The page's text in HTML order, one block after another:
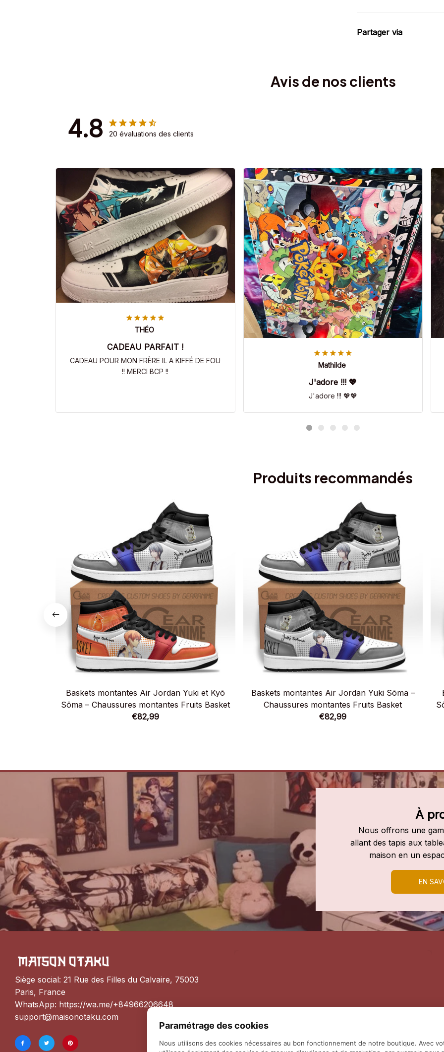
Partager via
Avis de nos clients
4.8 20 évaluations des clients
THÉO
CADEAU PARFAIT !
CADEAU POUR MON FRÈRE IL A KIFFÉ DE FOU
!! MERCI BCP !!
Mathilde
J'adore !!! 💖
J'adore !!! 💖💖
Produits recommandés
Baskets montantes Air Jordan Yuki et Kyō
Sōma – Chaussures montantes Fruits Basket
€82,99
Baskets montantes Air Jordan Yuki Sōma –
Chaussures montantes Fruits Basket
€82,99
À
Nous offrons une
allant des tapis aux
maison en un
EN
Siège social: 21 Rue des Filles du Calvaire, 75003
Paris, France
WhatsApp: https://wa.me/+84966206648
support@maisonotaku.com
Paramétrage des cookies
Nous utilisons des cookies nécessaires au bon fonctionnement de notre boutique. Avec